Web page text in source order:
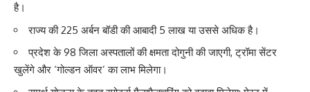
है।
राज्य की 225 अर्बन बॉडी की आबादी 5 लाख या उससे अधिक है।
प्रदेश के 98 जिला अस्पतालों की क्षमता दोगुनी की जाएगी, ट्रॉमा सेंटर
खुलेंगे और ‘गोल्डन ऑवर’ का लाभ मिलेगा।